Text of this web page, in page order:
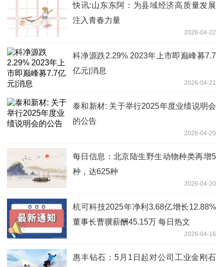
快讯:山东东阿：为县域经济高质量发展
注入青春力量
2026-04-22
科净源跌2.29% 2023年上市即巅峰募7.7
亿元|消息
2026-04-21
泰和新材: 关于举行2025年度业绩说明会
的公告
2026-04-20
每日信息：北京陆生野生动物种类再增5
种，达625种
2026-04-20
杭可科技2025年净利3.68亿增长12.88%
董事长曹骥薪酬45.15万 每日热文
2026-04-16
惠丰钻石：5月1日起对公司工业金刚石